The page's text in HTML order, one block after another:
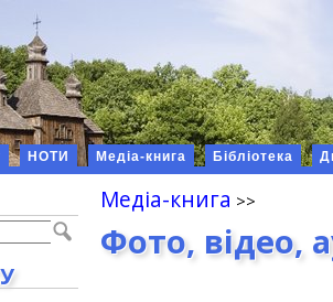
НОТИ Медіа-книга Бібліотека
Медіа-книга
Фото, відео,